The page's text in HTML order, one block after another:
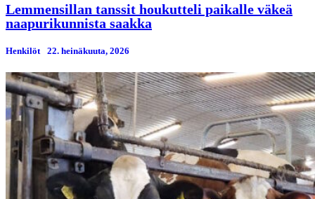
Lemmensillan tanssit houkutteli paikalle väkeä
naapurikunnista saakka
Henkilöt 22. heinäkuuta, 2026